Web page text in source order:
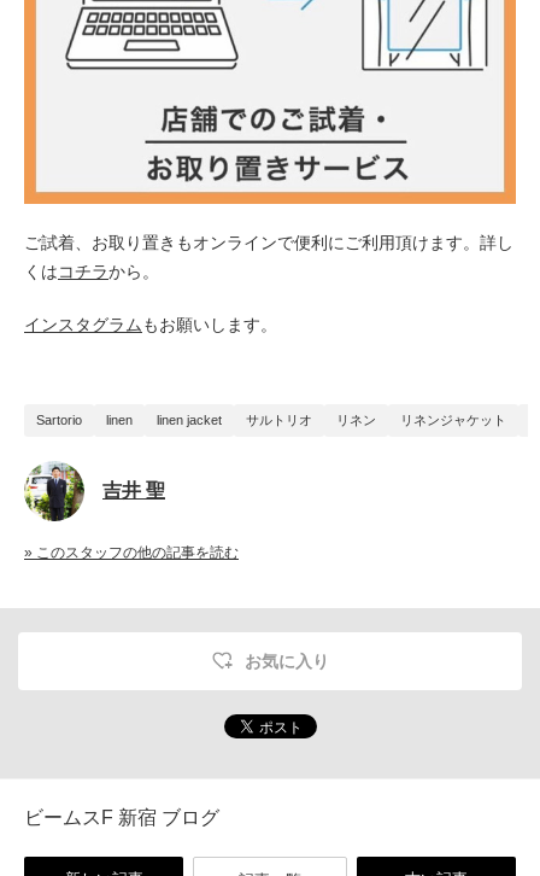
ご試着、お取り置きもオンラインで便利に ご利用頂けます。詳し
くはコチラから。
インスタグラム もお願いします。
Sartorio linen linen jacket サルトリオ リネン リネンジャケット
吉井 聖
» このスタッフの他の記事を読む
お気に入り
ビームスF 新宿 ブログ